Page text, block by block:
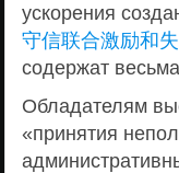
ускорения
守信联合激励和
содержат
Обладателям
«принятия